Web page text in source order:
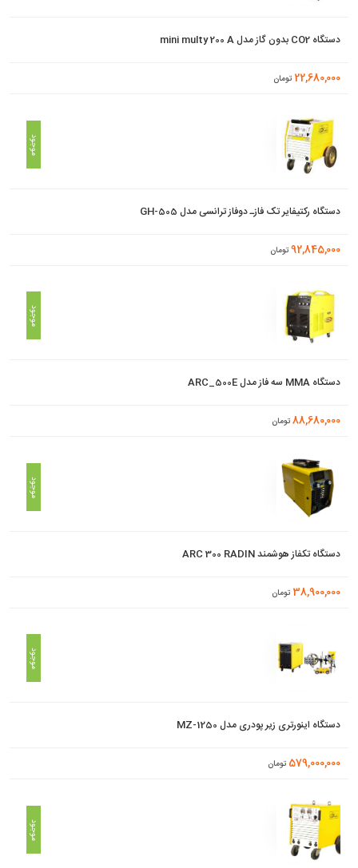
دستگاه CO2 بدون گاز مدل mini multy 200 A
22,680,000 تومان
موجود
دستگاه رکتیفایر تک فازـ دوفاز ترانسی مدل GH-505
92,845,000 تومان
موجود
دستگاه MMA سه فاز مدل ARC_500E
88,680,000 تومان
موجود
دستگاه تکفاز هوشمند ARC 300 RADIN
38,900,000 تومان
موجود
دستگاه اینورتری زیر پودری مدل MZ-1250
579,000,000 تومان
موجود